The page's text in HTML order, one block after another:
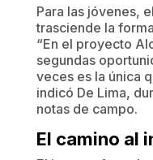
​Para las jóvenes,
trasciende la
“En el proyecto
segundas
veces es la única
indicó De Lima,
notas de campo.
​El camino al